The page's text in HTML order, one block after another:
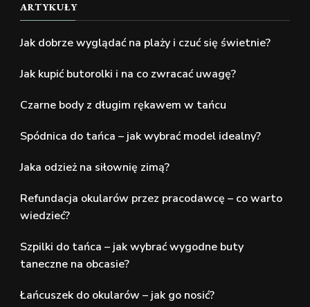
ARTYKUŁY
Jak dobrze wyglądać na plaży i czuć się świetnie?
Jak kupić butorolki i na co zwracać uwagę?
Czarne body z długim rękawem w tańcu
Spódnica do tańca – jak wybrać model idealny?
Jaka odzież na siłownię zimą?
Refundacja okularów przez pracodawcę – co warto
wiedzieć?
Szpilki do tańca – jak wybrać wygodne buty
taneczne na obcasie?
Łańcuszek do okularów – jak go nosić?